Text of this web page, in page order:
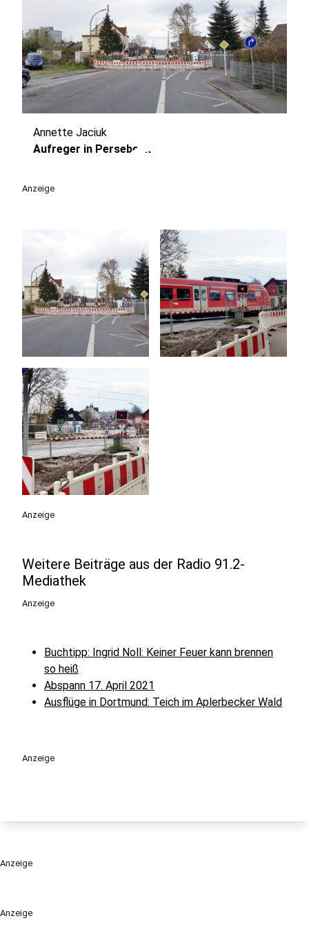
Anzeige
play_circle
Annette Jaciuk
Aufreger in Persebeck
Anzeige
Anzeige
Weitere Beiträge aus der Radio 91.2-
Mediathek
Anzeige
Buchtipp: Ingrid Noll: Keiner Feuer kann brennen
so heiß
Abspann 17. April 2021
Ausflüge in Dortmund: Teich im Aplerbecker Wald
Anzeige
Anzeige